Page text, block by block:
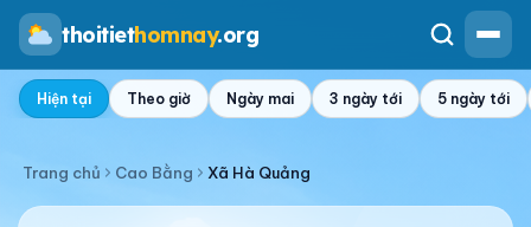
thoitiethomnay.org
Hiện tại Theo giờ Ngày mai 3 ngày tới 5 ngày tới
Trang chủ Cao Bằng Xã Hà Quảng